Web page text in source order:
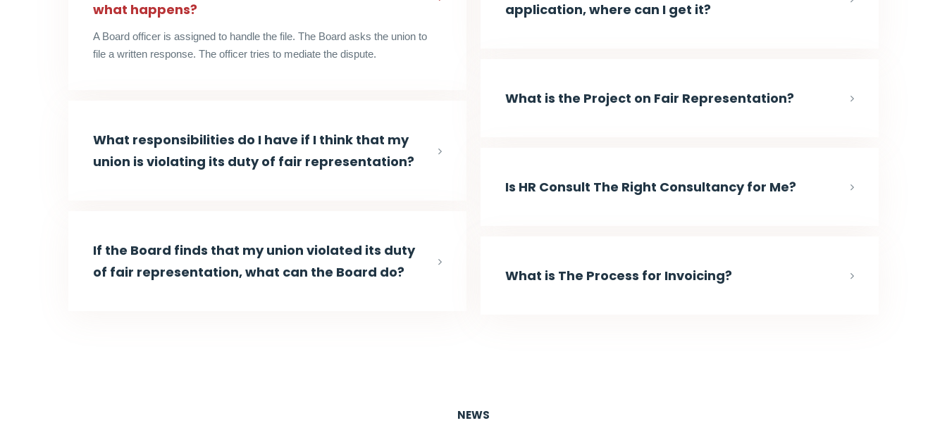
what happens?
A Board officer is assigned to handle the file. The Board asks the union to
file a written response. The officer tries to mediate the dispute.
What responsibilities do I have if I think that my
union is violating its duty of fair representation?
If the Board finds that my union violated its duty
of fair representation, what can the Board do?
application, where can I get it?
What is the Project on Fair Representation?
Is HR Consult The Right Consultancy for Me?
What is The Process for Invoicing?
NEWS